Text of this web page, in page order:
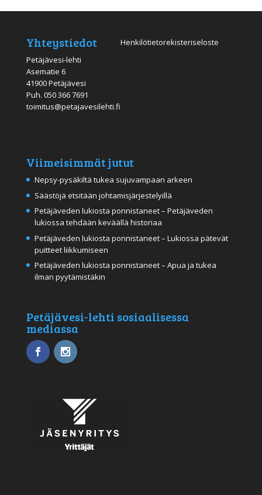
Yhteystiedot
Petäjävesi-lehti
Asematie 6
41900 Petäjävesi
Puh. 050 366 7691
toimitus@petajavesilehti.fi
Henkilötietorekisteriseloste
Viimeisimmät jutut
Nepsy-pysäkiltä tukea sujuvampaan arkeen
Säästöjä etsitään johtamisjärjestelyillä
Petäjäveden lukiosta ponnistaneet – Petäjäveden
lukiossa tehdään keväällä historiaa
Petäjäveden lukiosta ponnistaneet – Lukiossa pätevät
puitteet liikkumiseen
Petäjäveden lukiosta ponnistaneet – Apua ja tukea
ilman pyytämistäkin
Petäjävesi-lehti sosiaalisessa
mediassa